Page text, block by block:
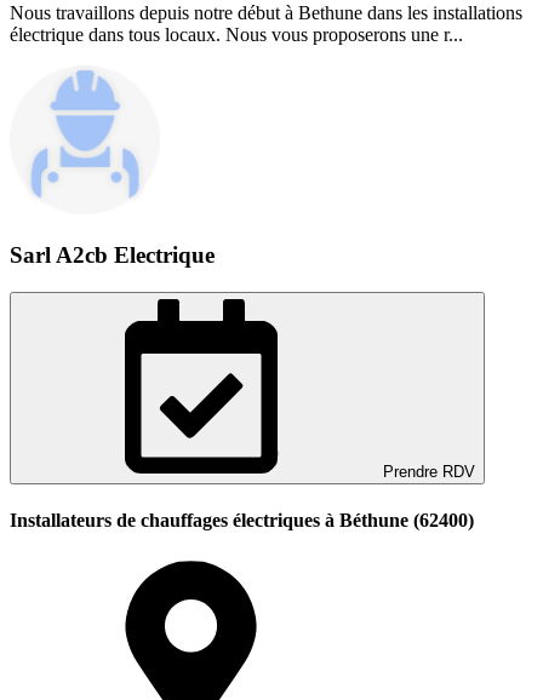
Nous travaillons depuis notre début à Bethune dans les installations
électrique dans tous locaux. Nous vous proposerons une r...
Sarl A2cb Electrique
Prendre RDV
Installateurs de chauffages électriques à Béthune (62400)